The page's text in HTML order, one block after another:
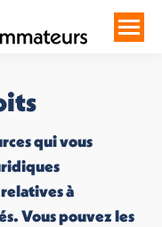
qui vous
à
Vous pouvez les